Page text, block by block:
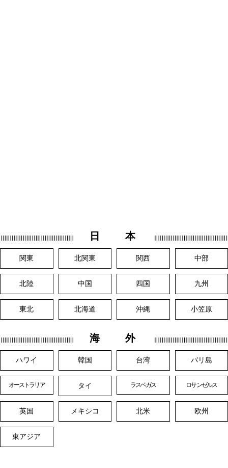
日 本
関東 北関東 関西 中部
北陸 中国 四国 九州
東北 北海道 沖縄 小笠原
海 外
ハワイ 韓国 台湾 バリ島
オーストラリア タイ ラスベガス ロサンゼルス
英国 メキシコ 北米 欧州
東アジア